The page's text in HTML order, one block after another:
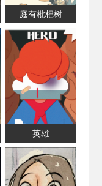
庭有枇杷树
英雄